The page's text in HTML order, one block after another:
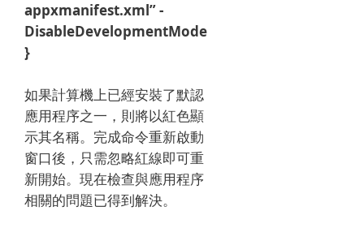
appxmanifest.xml” -
DisableDevelopmentMode
}
如果計算機上已經安裝了默認
應用程序之一，則將以紅色顯
示其名稱。 完成命令重新啟動
窗口後，只需忽略紅線即可重
新開始。 現在檢查與應用程序
相關的問題已得到解決。